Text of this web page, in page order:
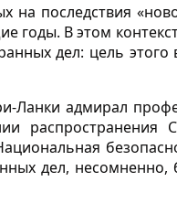
на последствия
годы. В этом
дел: цель
адмирал
распространения
дел,